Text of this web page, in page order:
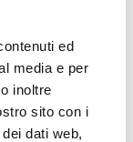
ed
media e per
inoltre
sito con i
dati web,